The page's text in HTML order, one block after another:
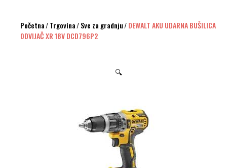
Početna/Trgovina/Sve za gradnju/DEWALT AKU UDARNA BUŠILICA
ODVIJAČ XR 18V DCD796P2
🔍